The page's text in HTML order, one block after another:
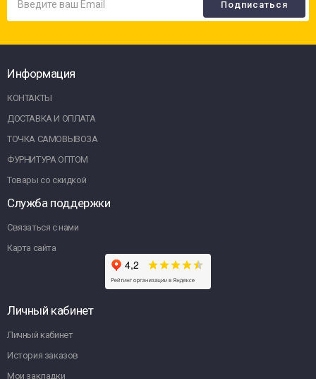
Информация
КОНТАКТЫ
ДОСТАВКА И ОПЛАТА
ТОЧКА САМОВЫВОЗА
ФУРНИТУРА ОПТОМ
Товары со скидкой
Служба поддержки
Связаться с нами
Карта сайта
Личный кабинет
Личный кабинет
История заказов
Мои закладки